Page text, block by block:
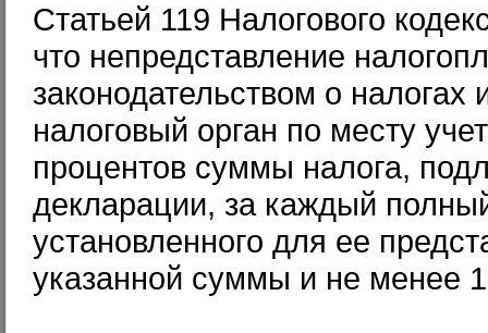
Статьей 119 Налогового
что непредставление
законодательством о
налоговый орган по месту
процентов суммы налога,
декларации, за каждый
установленного для ее
указанной суммы и не менее